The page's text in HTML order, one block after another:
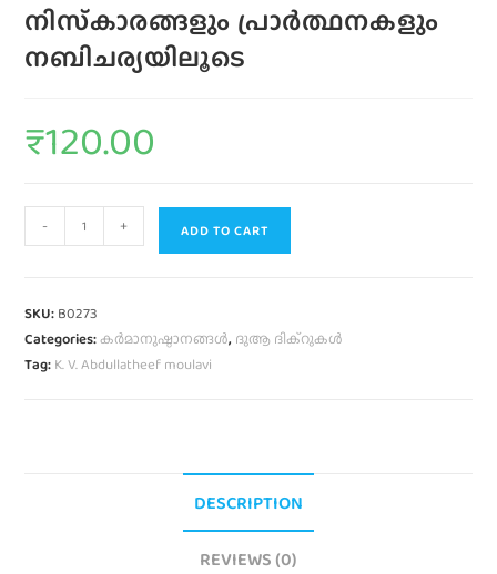
നിസ്‌കാരങ്ങളും പ്രാര്‍ത്ഥനകളും
നബിചര്യയിലൂടെ
₹120.00
- + ADD TO CART
SKU: B0273
Categories:കര്‍മാനുഷ്ഠാനങ്ങള്‍, ദുആ ദിക്റുകള്‍
Tag: K. V. Abdullatheef moulavi
DESCRIPTION
REVIEWS (0)